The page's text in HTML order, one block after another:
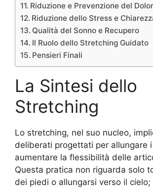
Riduzione e Prevenzione del
Riduzione dello Stress e
Qualità del Sonno e Recupero
Il Ruolo dello Stretching Guidato
Pensieri Finali
La Sintesi dello
Stretching
Lo stretching, nel suo nucleo,
deliberati progettati per allungare
aumentare la flessibilità delle
Questa pratica non riguarda solo
dei piedi o allungarsi verso il cielo;